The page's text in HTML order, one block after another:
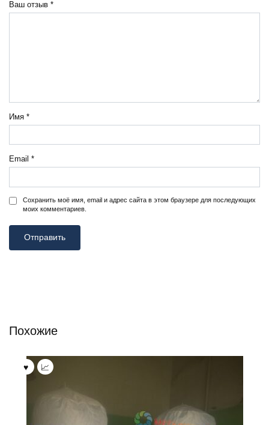
Ваш отзыв *
Имя *
Email *
Сохранить моё имя, email и адрес сайта в этом браузере для последующих
моих комментариев.
Похожие